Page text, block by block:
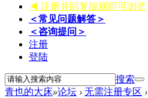
◀ 注册并回复版规即可浏览
＜常见问题解答＞
＜咨询提问＞
注册
登陆
搜索
青也的大床»论坛 › 无需注册专区 ›